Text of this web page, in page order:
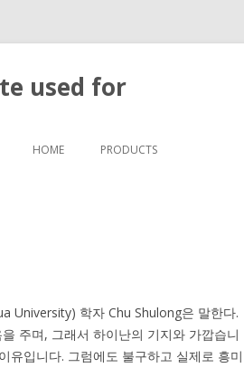
used for
HOME PRODUCTS
University) 학자 Chu Shulong은 말한다.
주며, 그래서 하이난의 기지와 가깝습니
유입니다. 그럼에도 불구하고 실제로 흥미